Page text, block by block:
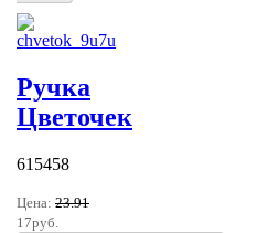
Ручка
Цветочек
615458
Цена: 23.91
17руб.